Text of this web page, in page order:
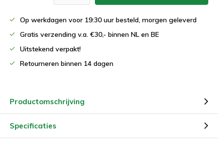
Op werkdagen voor 19:30 uur besteld, morgen geleverd
Gratis verzending v.a. €30,- binnen NL en BE
Uitstekend verpakt!
Retourneren binnen 14 dagen
Productomschrijving
Specificaties